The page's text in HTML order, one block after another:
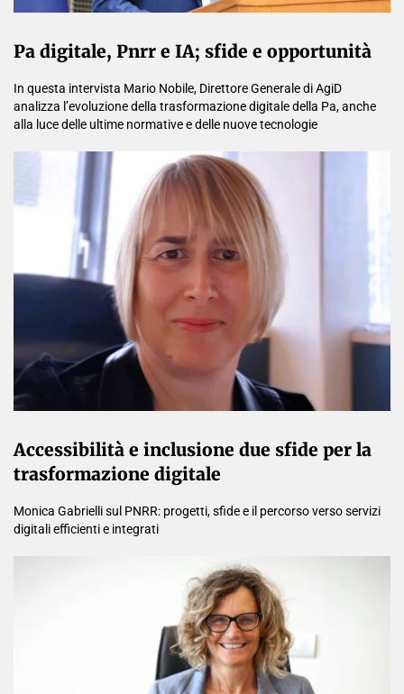
Pa digitale, Pnrr e IA; sfide e opportunità
In questa intervista Mario Nobile, Direttore Generale di AgiD
analizza l’evoluzione della trasformazione digitale della Pa, anche
alla luce delle ultime normative e delle nuove tecnologie
Accessibilità e inclusione due sfide per la
trasformazione digitale
Monica Gabrielli sul PNRR: progetti, sfide e il percorso verso servizi
digitali efficienti e integrati